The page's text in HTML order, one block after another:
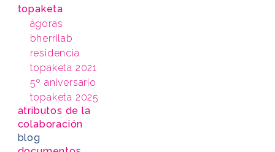
topaketa
ágoras
bherrilab
residencia
topaketa 2021
5º aniversario
topaketa 2025
atributos de la
colaboración
blog